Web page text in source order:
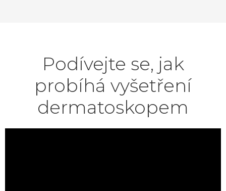
Podívejte se, jak
probíhá vyšetření
dermatoskopem